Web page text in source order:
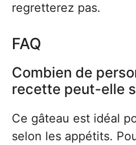
regretterez pas.
FAQ
Combien de
recette peut-elle
Ce gâteau est idéal
selon les appétits.